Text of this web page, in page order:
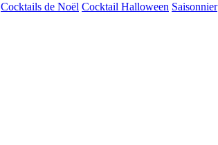
Cocktails de Noël Cocktail Halloween Saisonnier